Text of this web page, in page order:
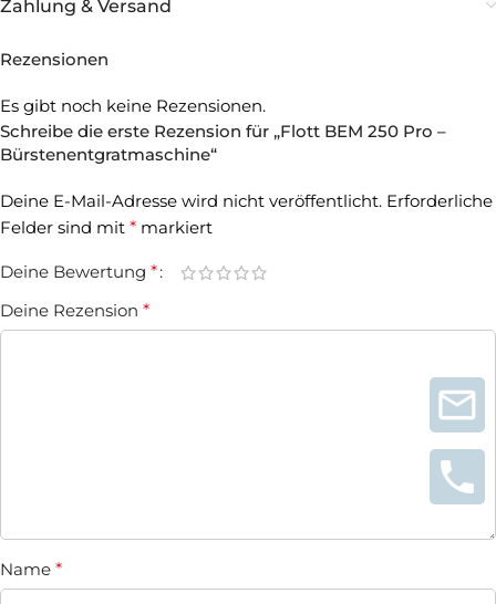
Zahlung & Versand
Rezensionen
Es gibt noch keine Rezensionen.
Schreibe die erste Rezension für „Flott BEM 250 Pro –
Bürstenentgratmaschine“
Deine E-Mail-Adresse wird nicht veröffentlicht. Erforderliche
Felder sind mit * markiert
Deine Bewertung *
Deine Rezension *
Name *